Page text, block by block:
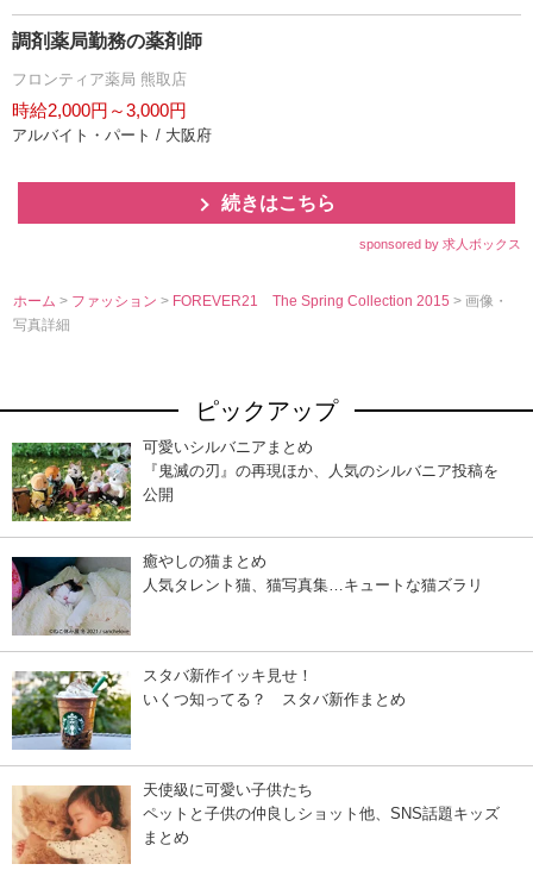
調剤薬局勤務の薬剤師
フロンティア薬局 熊取店
時給2,000円～3,000円
アルバイト・パート / 大阪府
続きはこちら
sponsored by 求人ボックス
ホーム > ファッション> FOREVER21 The Spring Collection 2015> 画像・
写真詳細
ピックアップ
可愛いシルバニアまとめ
『鬼滅の刃』の再現ほか、人気のシルバニア投稿を
公開
癒やしの猫まとめ
人気タレント猫、猫写真集…キュートな猫ズラリ
スタバ新作イッキ見せ！
いくつ知ってる？ スタバ新作まとめ
天使級に可愛い子供たち
ペットと子供の仲良しショット他、SNS話題キッズ
まとめ